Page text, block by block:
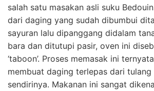
salah satu masakan asli suku
dari daging yang sudah dibumbui
sayuran lalu dipanggang didalam
bara dan ditutupi pasir, oven ini
‘taboon’. Proses memasak ini
membuat daging terlepas dari tulang
sendirinya. Makanan ini sangat